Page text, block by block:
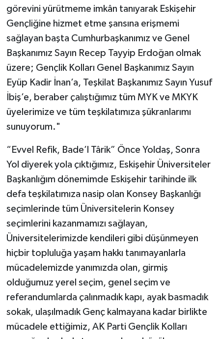
görevini yürütmeme imkân tanıyarak Eskişehir
Gençliğine hizmet etme şansına erişmemi
sağlayan başta Cumhurbaşkanımız ve Genel
Başkanımız Sayın Recep Tayyip Erdoğan olmak
üzere; Gençlik Kolları Genel Başkanımız Sayın
Eyüp Kadir İnan’a, Teşkilat Başkanımız Sayın Yusuf
İbiş’e, beraber çalıştığımız tüm MYK ve MKYK
üyelerimize ve tüm teşkilatımıza şükranlarımı
sunuyorum."
“Evvel Refik, Bade’l Târik” Önce Yoldaş, Sonra
Yol diyerek yola çıktığımız, Eskişehir Üniversiteler
Başkanlığım dönemimde Eskişehir tarihinde ilk
defa teşkilatımıza nasip olan Konsey Başkanlığı
seçimlerinde tüm Üniversitelerin Konsey
seçimlerini kazanmamızı sağlayan,
Üniversitelerimizde kendileri gibi düşünmeyen
hiçbir topluluğa yaşam hakkı tanımayanlarla
mücadelemizde yanımızda olan, girmiş
olduğumuz yerel seçim, genel seçim ve
referandumlarda çalınmadık kapı, ayak basmadık
sokak, ulaşılmadık Genç kalmayana kadar birlikte
mücadele ettiğimiz, AK Parti Gençlik Kolları